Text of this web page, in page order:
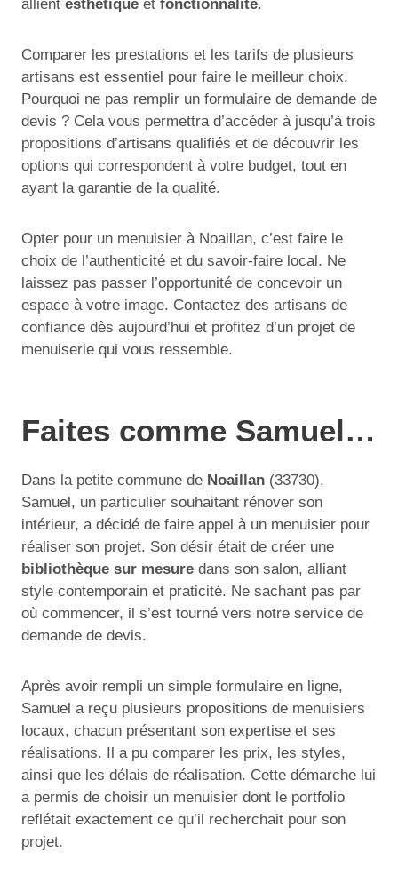
allient esthétique et fonctionnalité.
Comparer les prestations et les tarifs de plusieurs
artisans est essentiel pour faire le meilleur choix.
Pourquoi ne pas remplir un formulaire de demande de
devis ? Cela vous permettra d’accéder à jusqu’à trois
propositions d’artisans qualifiés et de découvrir les
options qui correspondent à votre budget, tout en
ayant la garantie de la qualité.
Opter pour un menuisier à Noaillan, c’est faire le
choix de l’authenticité et du savoir-faire local. Ne
laissez pas passer l’opportunité de concevoir un
espace à votre image. Contactez des artisans de
confiance dès aujourd’hui et profitez d’un projet de
menuiserie qui vous ressemble.
Faites comme Samuel…
Dans la petite commune de Noaillan (33730),
Samuel, un particulier souhaitant rénover son
intérieur, a décidé de faire appel à un menuisier pour
réaliser son projet. Son désir était de créer une
bibliothèque sur mesure dans son salon, alliant
style contemporain et praticité. Ne sachant pas par
où commencer, il s’est tourné vers notre service de
demande de devis.
Après avoir rempli un simple formulaire en ligne,
Samuel a reçu plusieurs propositions de menuisiers
locaux, chacun présentant son expertise et ses
réalisations. Il a pu comparer les prix, les styles,
ainsi que les délais de réalisation. Cette démarche lui
a permis de choisir un menuisier dont le portfolio
reflétait exactement ce qu’il recherchait pour son
projet.